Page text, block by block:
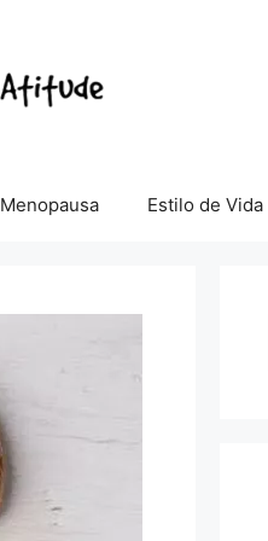
Menopausa Estilo de Vida